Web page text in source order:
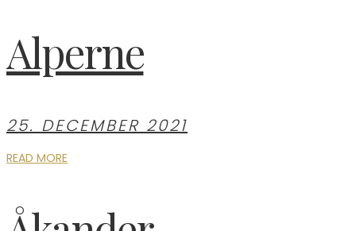
Alperne
25. DECEMBER 2021
READ MORE